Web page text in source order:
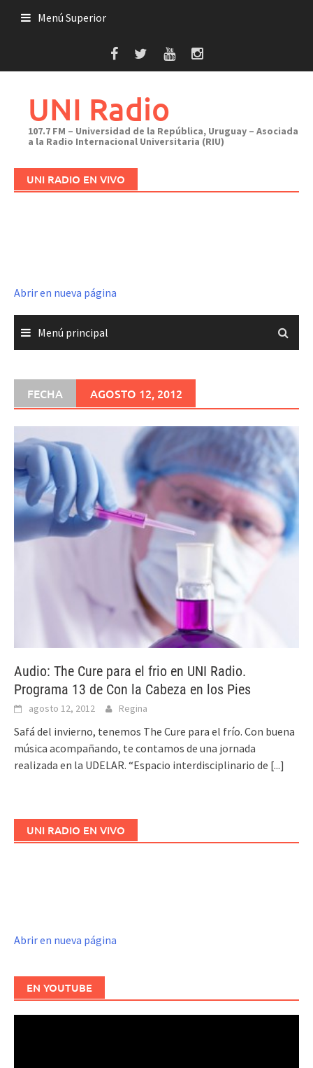
Menú Superior
UNI Radio
107.7 FM – Universidad de la República, Uruguay – Asociada
a la Radio Internacional Universitaria (RIU)
UNI RADIO EN VIVO
Abrir en nueva página
Menú principal
FECHA AGOSTO 12, 2012
Audio: The Cure para el frio en UNI Radio.
Programa 13 de Con la Cabeza en los Pies
agosto 12, 2012 Regina
Safá del invierno, tenemos The Cure para el frío. Con buena
música acompañando, te contamos de una jornada
realizada en la UDELAR. “Espacio interdisciplinario de [...]
UNI RADIO EN VIVO
Abrir en nueva página
EN YOUTUBE